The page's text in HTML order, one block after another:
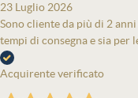
23 Luglio 2026
Sono cliente da più di 2
tempi di consegna e sia per
Acquirente verificato